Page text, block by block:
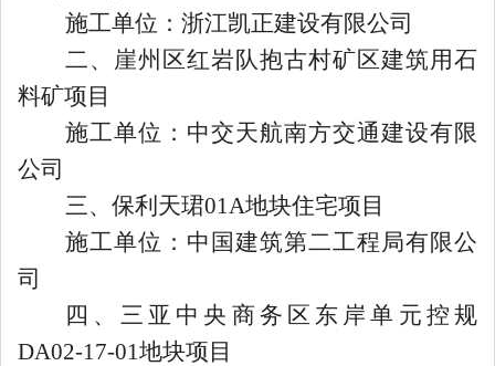
施工单位：浙江凯正建设有限公司
二、崖州区红岩队抱古村矿区建筑用石
料矿项目
施工单位：中交天航南方交通建设有限
公司
三、保利天珺01A地块住宅项目
施工单位：中国建筑第二工程局有限公
司
四、三亚中央商务区东岸单元控规
DA02-17-01地块项目